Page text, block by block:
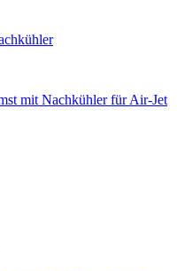
mit Nachkühler für Air-Jet